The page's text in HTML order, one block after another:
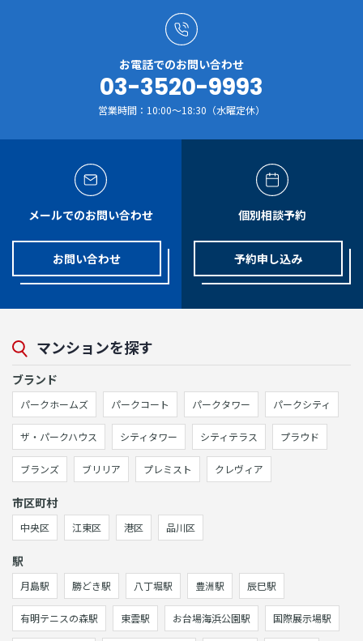
お電話でのお問い合わせ
03-3520-9993
営業時間：10:00～18:30（水曜定休）
メールでのお問い合わせ
お問い合わせ
個別相談予約
予約申し込み
マンションを探す
ブランド
パークホームズ パークコート パークタワー パークシティ
ザ・パークハウス シティタワー シティテラス プラウド
ブランズ ブリリア プレミスト クレヴィア
市区町村
中央区 江東区 港区 品川区
駅
月島駅 勝どき駅 八丁堀駅 豊洲駅 辰巳駅
有明テニスの森駅 東雲駅 お台場海浜公園駅 国際展示場駅